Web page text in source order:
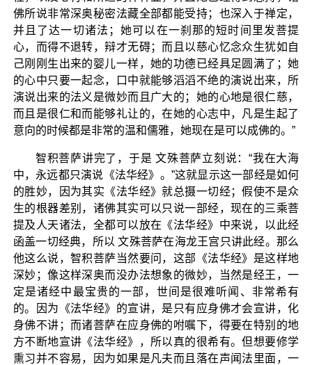
佛所说非常深奥秘密法藏全部都能受持；也深入于禅定，
并且了达一切诸法；她可以在一刹那的短时间里发菩提
心，而得不退转，辩才无碍；而且以慈心忆念众生犹如自
己刚刚生出来的婴儿一样，她的功德已经具足圆满了；她
的心中只要一起念，口中就能够滔滔不绝的演说出来，所
演说出来的法义是微妙而且广大的；她的心地是很仁慈，
而且是很仁和而能够礼让的，在她的心志中，凡是生起了
意向的时候都是非常的温和儒雅，她现在是可以成佛的。”
智积菩萨讲完了，于是 文殊菩萨立刻说：“我在大海
中，永远都只演说《法华经》。”这就显示这一部经是如何
的胜妙，因为其实《法华经》就总摄一切经；假使不是众
生的根器差别，诸佛其实可以只说一部经，现在的三乘菩
提及人天诸法，全都可以放在《法华经》中来说，以此经
函盖一切经典，所以 文殊菩萨在海龙王宫只讲此经。那么
他这么说，智积菩萨当然要问，这部《法华经》是这样地
深妙；像这样深奥而没办法想象的微妙，当然是经王，一
定是诸经中最宝贵的一部，世间是很难听闻、非常希有
的。因为《法华经》的宣讲，是只有应身佛才会宣讲，化
身佛不讲；而诸菩萨在应身佛的咐嘱下，得要在特别的地
方不断地宣讲《法华经》，所以真的很希有。但想要修学
熏习并不容易，因为如果是凡夫而且落在声闻法里面，一